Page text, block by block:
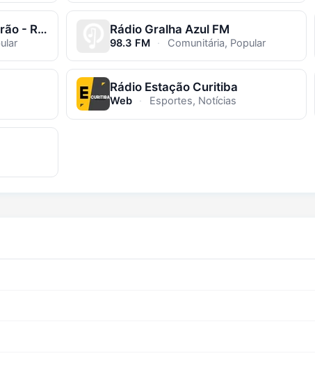
Rádio Cultural do Boqueirão - RCB FM Rádio Gralha Azul FM
98.3 FM · Comunitária, Popular
Rádio Estação Curitiba
Web · Esportes, Notícias